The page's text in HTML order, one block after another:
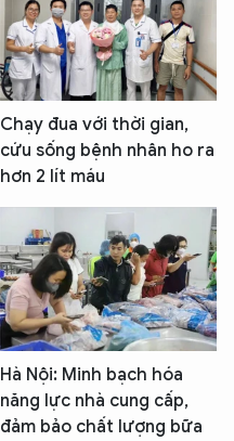
Chạy đua với thời gian,
cứu sống bệnh nhân ho ra
hơn 2 lít máu
Hà Nội: Minh bạch hóa
năng lực nhà cung cấp,
đảm bảo chất lượng bữa